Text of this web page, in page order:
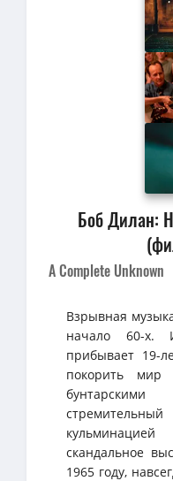
Боб Дилан:
A Complete Unknown
Взрывная
начало 60-х.
прибывает 19-
покорить мир
скандальное
1965 году,